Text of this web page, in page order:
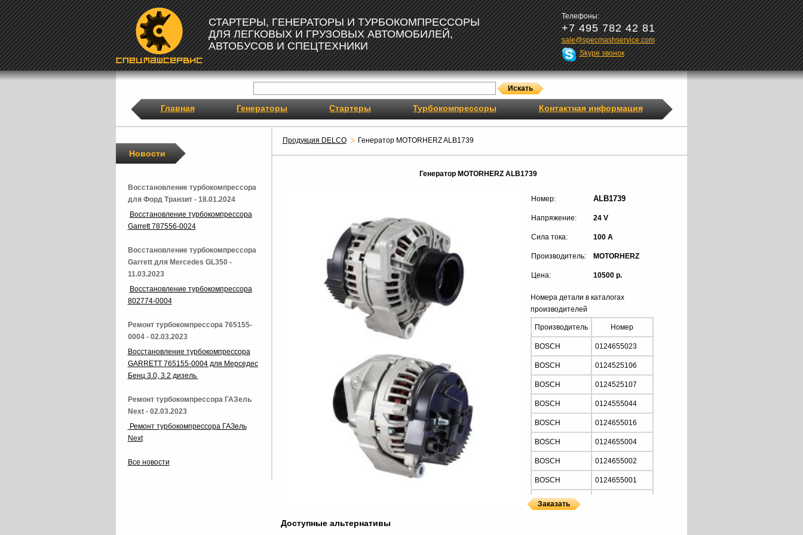
СТАРТЕРЫ, ГЕНЕРАТОРЫ И ТУРБОКОМПРЕССОРЫ
ДЛЯ ЛЕГКОВЫХ И ГРУЗОВЫХ АВТОМОБИЛЕЙ,
АВТОБУСОВ И СПЕЦТЕХНИКИ
Телефоны:
+7 495 782 42 81
sale@specmashservice.com
Skype звонок
Главная Генераторы Стартеры Турбокомпрессоры Контактная информация
Продукция DELCO Генератор MOTORHERZ ALB1739
Генератор MOTORHERZ ALB1739
Номер: ALB1739
Напряжение: 24 V
Сила тока: 100 A
Производитель: MOTORHERZ
Цена: 10500 р.
Номера детали в каталогах
производителей
Производитель Номер
BOSCH 0124655023
BOSCH 0124525106
BOSCH 0124525107
BOSCH 0124555044
BOSCH 0124655016
BOSCH 0124655004
BOSCH 0124655002
BOSCH 0124655001
BOSCH
Доступные альтернативы
Новости
Восстановление турбокомпрессора
для Форд Транзит - 18.01.2024
Восстановление турбокомпрессора
Garrett 787556-0024
Восстановление турбокомпрессора
Garrett для Mercedes GL350 -
11.03.2023
Восстановление турбокомпрессора
802774-0004
Ремонт турбокомпрессора 765155-
0004 - 02.03.2023
Восстановление турбокомпрессора
GARRETT 765155-0004 для Мерседес
Бенц 3.0, 3.2 дизель
Ремонт турбокомпрессора ГАЗель
Next - 02.03.2023
Ремонт турбокомпрессора ГАЗель
Next
Все новости